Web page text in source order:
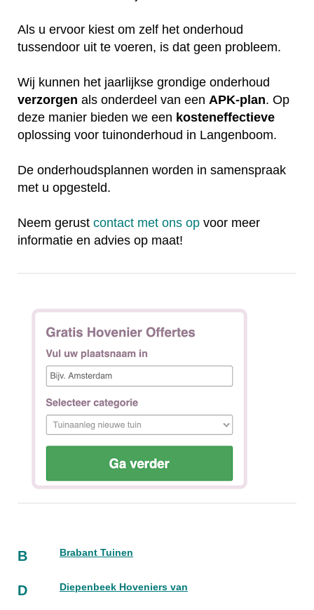
Als u ervoor kiest om zelf het onderhoud
tussendoor uit te voeren, is dat geen probleem.
Wij kunnen het jaarlijkse grondige onderhoud
verzorgen als onderdeel van een APK-plan. Op
deze manier bieden we een kosteneffectieve
oplossing voor tuinonderhoud in Langenboom.
De onderhoudsplannen worden in samenspraak
met u opgesteld.
Neem gerust contact met ons op voor meer
informatie en advies op maat!
B Brabant Tuinen
D Diepenbeek Hoveniers van